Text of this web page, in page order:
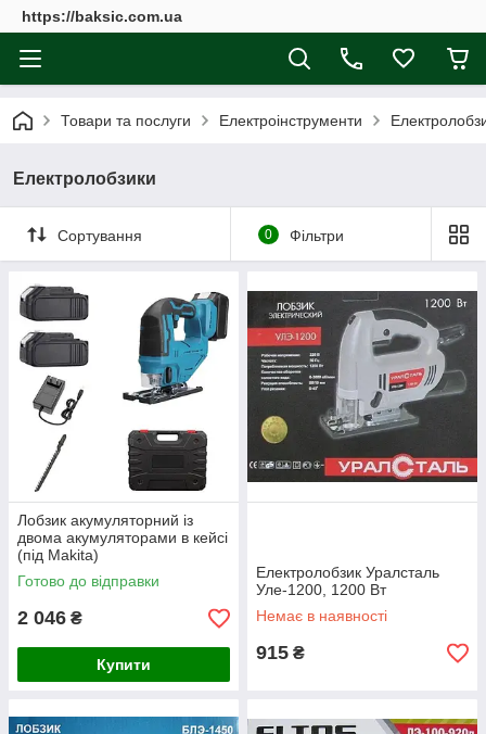
https://baksic.com.ua
Товари та послуги Електроінструменти
Електролобзики
Сортування 0 Фільтри
Лобзик акумуляторний із
двома акумуляторами в кейсі
(під Makita)
Готово до відправки
2 046 ₴
Купити
Електролобзик Уралсталь
Уле-1200, 1200 Вт
Немає в наявності
915 ₴